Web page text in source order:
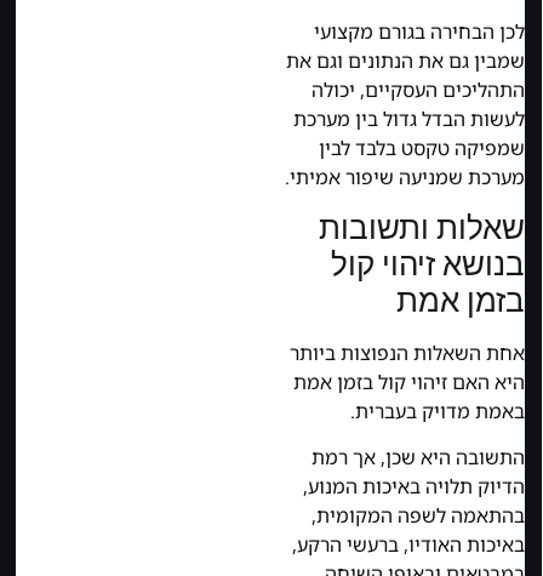
לכן הבחירה בגורם מקצועי
שמבין גם את הנתונים וגם את
התהליכים העסקיים, יכולה
לעשות הבדל גדול בין מערכת
שמפיקה טקסט בלבד לבין
מערכת שמניעה שיפור אמיתי.
שאלות ותשובות
בנושא זיהוי קול
בזמן אמת
אחת השאלות הנפוצות ביותר
היא האם זיהוי קול בזמן אמת
באמת מדויק בעברית.
התשובה היא שכן, אך רמת
הדיוק תלויה באיכות המנוע,
בהתאמה לשפה המקומית,
באיכות האודיו, ברעשי הרקע,